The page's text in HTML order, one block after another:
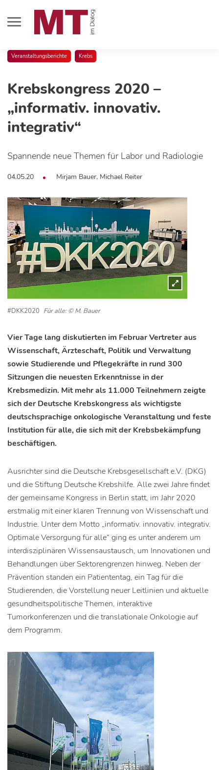
Veranstaltungsberichte Krebs
Krebskongress 2020 –
„informativ. innovativ.
integrativ“
Spannende neue Themen für Labor und Radiologie
04.05.20 Mirjam Bauer, Michael Reiter
#DKK2020 Für alle: © M. Bauer
Vier Tage lang diskutierten im Februar Vertreter aus
Wissenschaft, Ärzteschaft, Politik und Verwaltung
sowie Studierende und Pflegekräfte in rund 300
Sitzungen die neuesten Erkenntnisse in der
Krebsmedizin. Mit mehr als 11.000 Teilnehmern zeigte
sich der Deutsche Krebskongress als wichtigste
deutschsprachige onkologische Veranstaltung und feste
Institution für alle, die sich mit der Krebsbekämpfung
beschäftigen.
Ausrichter sind die Deutsche Krebsgesellschaft e.V. (DKG)
und die Stiftung Deutsche Krebshilfe. Alle zwei Jahre findet
der gemeinsame Kongress in Berlin statt, im Jahr 2020
erstmalig mit einer klaren Trennung von Wissenschaft und
Industrie. Unter dem Motto „informativ. innovativ. integrativ.
Optimale Versorgung für alle“ ging es unter anderem um
interdisziplinären Wissensaustausch, um Innovationen und
Behandlungen über Sektorengrenzen hinweg. Neben der
Prävention standen ein Patiententag, ein Tag für die
Studierenden, die Vorstellung neuer Leitlinien und aktuelle
gesundheitspolitische Themen, interaktive
Tumorkonferenzen und die translationale Onkologie auf
dem Programm.